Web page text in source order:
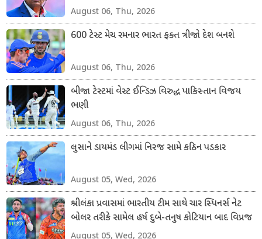
August 06, Thu, 2026
600 ટેસ્ટ મેચ રમનાર ભારત ફક્ત ત્રીજો દેશ બનશે
August 06, Thu, 2026
બીજા ટેસ્ટમાં વેસ્ટ ઈન્ડિઝ વિરુદ્ધ પાકિસ્તાન વિજય
ભણી
August 06, Thu, 2026
લુસાને ડાયમંડ લીગમાં નિરજ સામે કઠિન પડકાર
August 05, Wed, 2026
શ્રીલંકા પ્રવાસમાં ભારતીય ટીમ સાથે ચાર સ્પિનર્સ નેટ
બોલર તરીકે સામેલ હર્ષ દુબે-તનુષ કોટિયાન બાદ વિપ્રજ
નિગમ અને શિવાંગ કુમારનો સમાવેશ કરાયો
August 05, Wed, 2026